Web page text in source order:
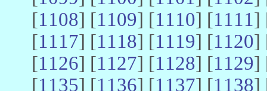
[1108] [1109] [1110] [1111]
[1117] [1118] [1119] [1120]
[1126] [1127] [1128] [1129]
[1135] [1136] [1137] [1138]